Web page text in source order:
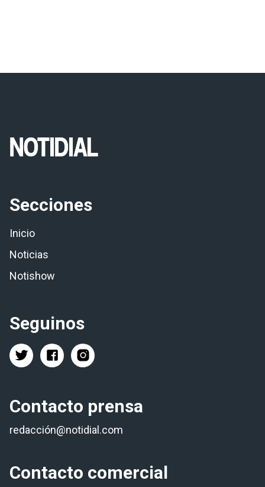
Secciones
Inicio
Noticias
Notishow
Seguinos
Contacto prensa
redacción@notidial.com
Contacto comercial